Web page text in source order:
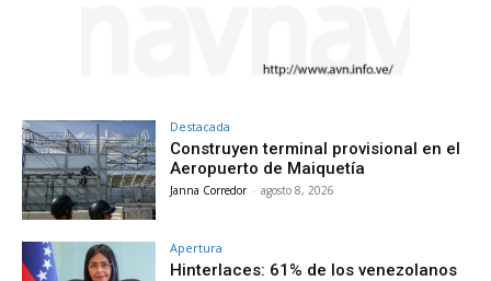
Destacada
Construyen terminal provisional en el
Aeropuerto de Maiquetía
Janna Corredor - agosto 8, 2026
Apertura
Hinterlaces: 61% de los venezolanos